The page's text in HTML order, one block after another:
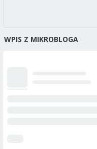
WPIS Z MIKROBLOGA